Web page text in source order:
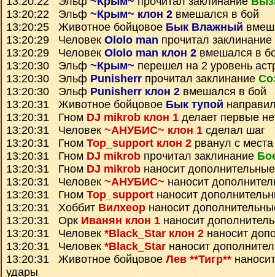
13:20:22 Эльф ~Крым~ клон 2 вмешался в бой
13:20:25 Животное бойцовое Бык Влажный
13:20:29 Человек Ololo man прочитал заклинание
13:20:29 Человек Ololo man клон 2 вмешался в
13:20:30 Эльф ~Крым~ перешел на 2 уровень
13:20:30 Эльф Punisherr прочитал заклинание
13:20:30 Эльф Punisherr клон 2 вмешался в бой
13:20:31 Животное бойцовое Бык тупой
13:20:31 Гном DJ mikrob клон 1 делает первые
13:20:31 Человек ~АНУБИС~ клон 1 сделал шаг
13:20:31 Гном Top_support клон 2 рванул с места
13:20:31 Гном DJ mikrob прочитал заклинание
13:20:31 Гном DJ mikrob наносит
13:20:31 Человек ~АНУБИС~ наносит
13:20:31 Гном Top_support наносит
13:20:31 Хоббит Вилхеор наносит
13:20:31 Орк Иванян клон 1 наносит
13:20:31 Человек *Black_Star клон 2 наносит
13:20:31 Человек *Black_Star наносит
13:20:31 Животное бойцовое Лев **Тигр**
удары